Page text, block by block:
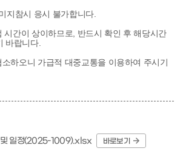
지참시 응시 불가합니다.
시간이 상이하므로, 반드시 확인 후 해당시간
바랍니다.
하오니 가급적 대중교통을 이용하여 주시기
및 일정(2025-1009).xlsx
바로보기